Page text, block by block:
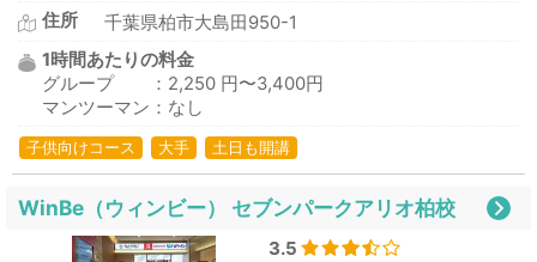
住所
千葉県柏市大島田950-1
1時間あたりの料金
グループ ：2,250 円〜3,400円
マンツーマン：なし
子供向けコース 大手 土日も開講
WinBe（ウィンビー） セブンパークアリオ柏校
3.5